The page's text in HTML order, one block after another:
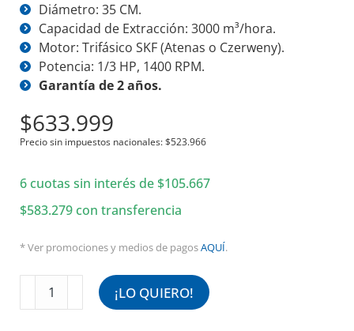
Diámetro: 35 CM.
Capacidad de Extracción: 3000 m³/hora.
Motor: Trifásico SKF (Atenas o Czerweny).
Potencia: 1/3 HP, 1400 RPM.
Garantía de 2 años.
$633.999
Precio sin impuestos nacionales:$523.966
6 cuotas sin interés de $105.667
$583.279con transferencia
* Ver promociones y medios de pagosAQUÍ.
Extractor
¡LO QUIERO!